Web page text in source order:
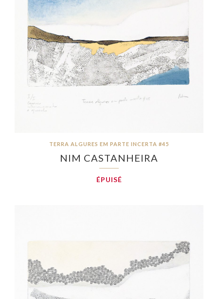
TERRA ALGURES EM PARTE INCERTA #45
NIM CASTANHEIRA
ÉPUISÉ